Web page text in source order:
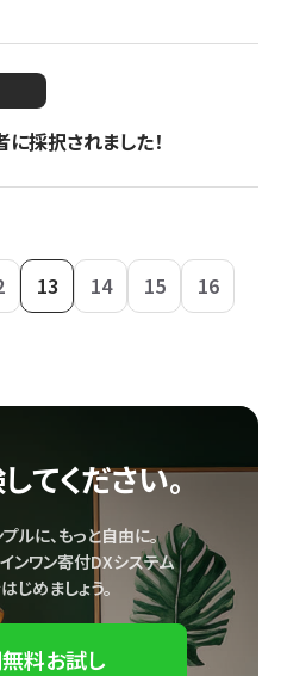
採択されました！
13 14 15 16
てください。
ルに、もっと自由に。
ンワン寄付DXシステム
じめましょう。
料お試し